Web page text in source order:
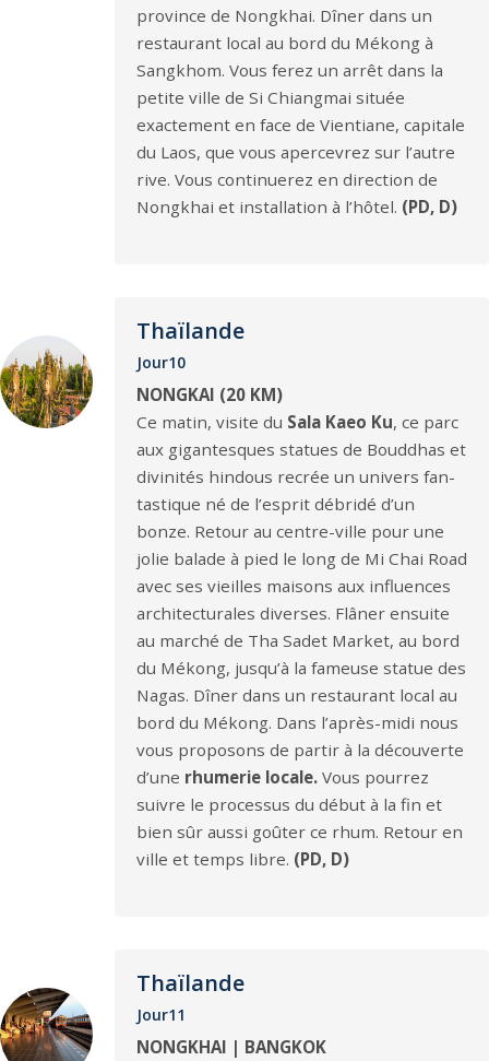
province de Nongkhai. Dîner dans un
restaurant local au bord du Mékong à
Sangkhom. Vous ferez un arrêt dans la
petite ville de Si Chiangmai située
exactement en face de Vientiane, capitale
du Laos, que vous apercevrez sur l’autre
rive. Vous continuerez en direction de
Nongkhai et installation à l’hôtel. (PD, D)
Thaïlande
Jour10
NONGKAI (20 KM)
Ce matin, visite du Sala Kaeo Ku, ce parc
aux gigantesques statues de Bouddhas et
divinités hindous recrée un univers fan-
tastique né de l’esprit débridé d’un
bonze. Retour au centre-ville pour une
jolie balade à pied le long de Mi Chai Road
avec ses vieilles maisons aux influences
architecturales diverses. Flâner ensuite
au marché de Tha Sadet Market, au bord
du Mékong, jusqu’à la fameuse statue des
Nagas. Dîner dans un restaurant local au
bord du Mékong. Dans l’après-midi nous
vous proposons de partir à la découverte
d’une rhumerie locale. Vous pourrez
suivre le processus du début à la fin et
bien sûr aussi goûter ce rhum. Retour en
ville et temps libre. (PD, D)
Thaïlande
Jour11
NONGKHAI | BANGKOK